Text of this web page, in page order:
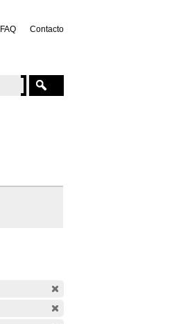
FAQ Contacto